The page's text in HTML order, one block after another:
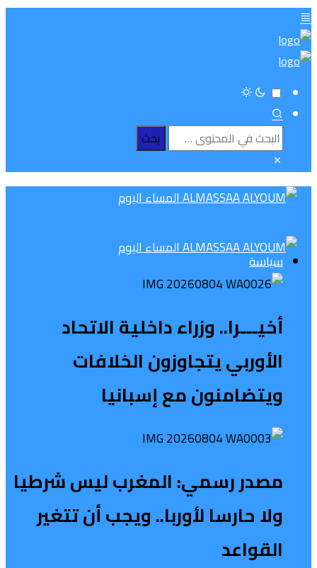
سياسة
أخيـــرا.. وزراء داخلية الاتحاد
الأوربي يتجاوزون الخلافات
ويتضامنون مع إسبانيا
مصدر رسمي: المغرب ليس شرطيا
ولا حارسا لأوربا.. ويجب أن تتغير
القواعد